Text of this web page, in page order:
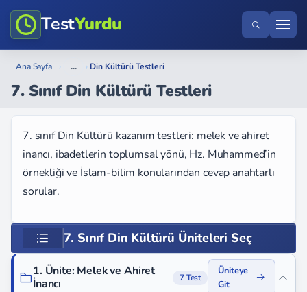
TestYurdu
Ana Sayfa › ... › Din Kültürü Testleri
7. Sınıf Din Kültürü Testleri
7. sınıf Din Kültürü kazanım testleri: melek ve ahiret
inancı, ibadetlerin toplumsal yönü, Hz. Muhammed’in
örnekliği ve İslam-bilim konularından cevap anahtarlı
sorular.
7. Sınıf Din Kültürü Üniteleri Seç
1. Ünite: Melek ve Ahiret
İnancı
7 Test
Üniteye
Git